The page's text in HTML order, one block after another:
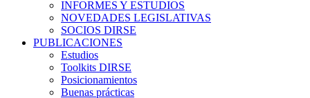
INFORMES Y ESTUDIOS
NOVEDADES LEGISLATIVAS
SOCIOS DIRSE
PUBLICACIONES
Estudios
Toolkits DIRSE
Posicionamientos
Buenas prácticas